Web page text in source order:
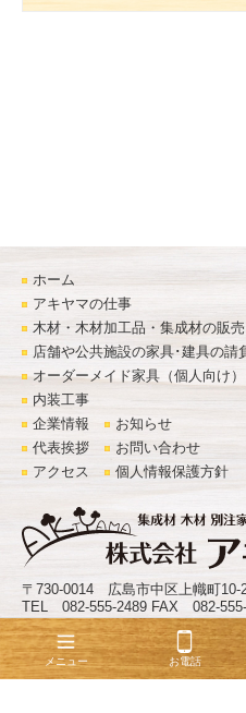
ホーム
アキヤマの仕事
木材・木材加工品・集成材の販売
店舗や公共施設の家具･建具の請
オーダーメイド家具（個人向け）
内装工事
企業情報
代表挨拶
アクセス
お知らせ
お問い合わせ
個人情報保護方針
〒730-0014 広島市中区上幟町10-
TEL 082-555-2489 FAX 082-
© 株式会社アキヤマ
メニュー お電話